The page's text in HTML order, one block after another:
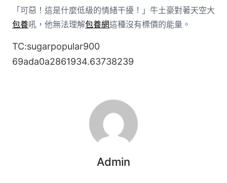
「可惡！這是什麼低級的情緒干擾！」牛土豪對著天空大
包養吼，他無法理解包養網這種沒有標價的能量。
TC:sugarpopular900
69ada0a2861934.63738239
Admin